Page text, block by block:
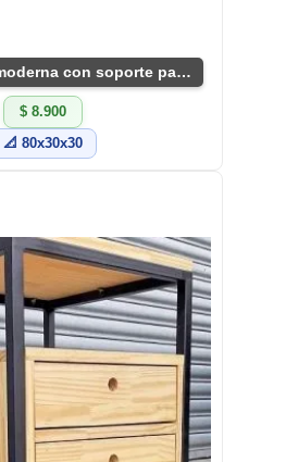
Mesa auxiliar moderna con soporte para plantas
$ 8.900
📐 80x30x30